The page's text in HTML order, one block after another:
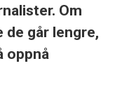
Om
de går lengre,
oppnå